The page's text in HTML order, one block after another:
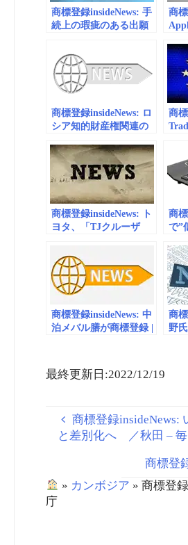
商標登録insideNews: 手
続上の瑕疵のある出願
（お知らせ） | 経済産
業省 特許庁
商
for
in
商標登録insideNews: ロ
シア知的財産権関連の
Rospatent
商
商標登録insideNews: ト
ヨタ、「TJクルーザ
ルーザー 後継か | レス
ポンス（Response.jp）
商
で”
索
ュ
商標登録insideNews: 中
泊メバル膳が商標登録 |
商
野
最終更新日:2022/12/19
商標登録
と差別化へ ／秋田 – 毎
商標登
» カンボジア »商標登
庁